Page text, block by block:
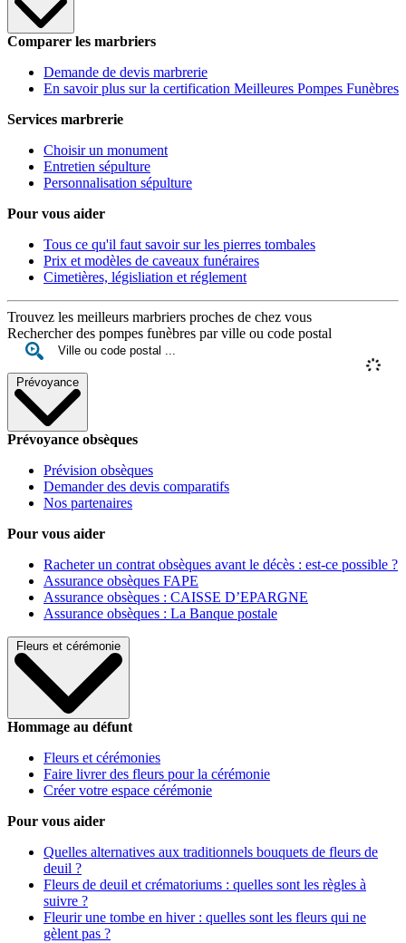
Comparer les marbriers
Demande de devis marbrerie
En savoir plus sur la certification Meilleures Pompes Funèbres
Services marbrerie
Choisir un monument
Entretien sépulture
Personnalisation sépulture
Pour vous aider
Tous ce qu'il faut savoir sur les pierres tombales
Prix et modèles de caveaux funéraires
Cimetières, législiation et réglement
Trouvez les meilleurs marbriers proches de chez vous
Rechercher des pompes funèbres par ville ou code postal
Prévoyance
Prévoyance obsèques
Prévision obsèques
Demander des devis comparatifs
Nos partenaires
Pour vous aider
Racheter un contrat obsèques avant le décès : est-ce possible ?
Assurance obsèques FAPE
Assurance obsèques : CAISSE D’EPARGNE
Assurance obsèques : La Banque postale
Fleurs et cérémonie
Hommage au défunt
Fleurs et cérémonies
Faire livrer des fleurs pour la cérémonie
Créer votre espace cérémonie
Pour vous aider
Quelles alternatives aux traditionnels bouquets de fleurs de
deuil ?
Fleurs de deuil et crématoriums : quelles sont les règles à
suivre ?
Fleurir une tombe en hiver : quelles sont les fleurs qui ne
gèlent pas ?